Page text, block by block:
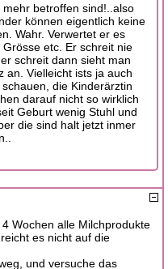
betroffen sind!..also
können eigentlich keine
Wahr. Verwertet er es
etc. Er schreit nie
schreit dann sieht man
an. Vielleicht ists ja auch
die Kinderärztin
darauf nicht so wirklich
Geburt wenig Stuhl und
die sind halt jetzt inmer
Wochen alle Milchprodukte
es nicht auf die
und versuche das